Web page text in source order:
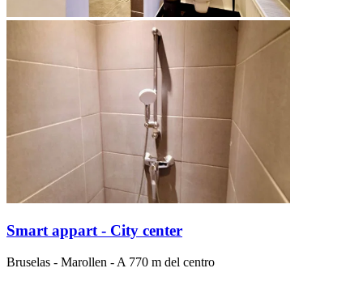
Smart appart - City center
Bruselas - Marollen - A 770 m del centro